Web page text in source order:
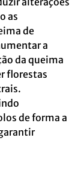
as
de
a
da queima
florestas
de forma a